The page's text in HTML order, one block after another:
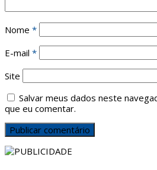
Nome *
E-mail *
Site
Salvar meus dados neste
que eu comentar.